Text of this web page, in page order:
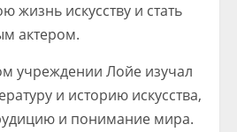
жизнь искусству и стать
актером.
учреждении Лойе изучал
и историю искусства,
и понимание мира.